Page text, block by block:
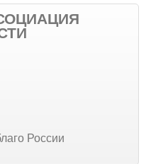
России